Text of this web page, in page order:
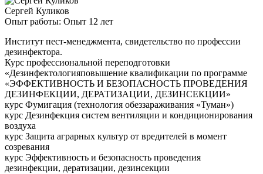
Сергей Куликов
Опыт работы: Опыт 12 лет
Институт пест-менеджмента, свидетельство по профессии
дезинфектора.
Курс профессиональной переподготовки
«Дезинфектологияповышение квалификации по программе
«ЭФФЕКТИВНОСТЬ И БЕЗОПАСНОСТЬ ПРОВЕДЕНИЯ
ДЕЗИНФЕКЦИИ, ДЕРАТИЗАЦИИ, ДЕЗИНСЕКЦИИ»
курс Фумигация (технология обеззараживания «Туман»)
курс Дезинфекция систем вентиляции и кондиционирования
воздуха
курс Защита аграрных культур от вредителей в момент
созревания
курс Эффективность и безопасность проведения
дезинфекции, дератизации, дезинсекции